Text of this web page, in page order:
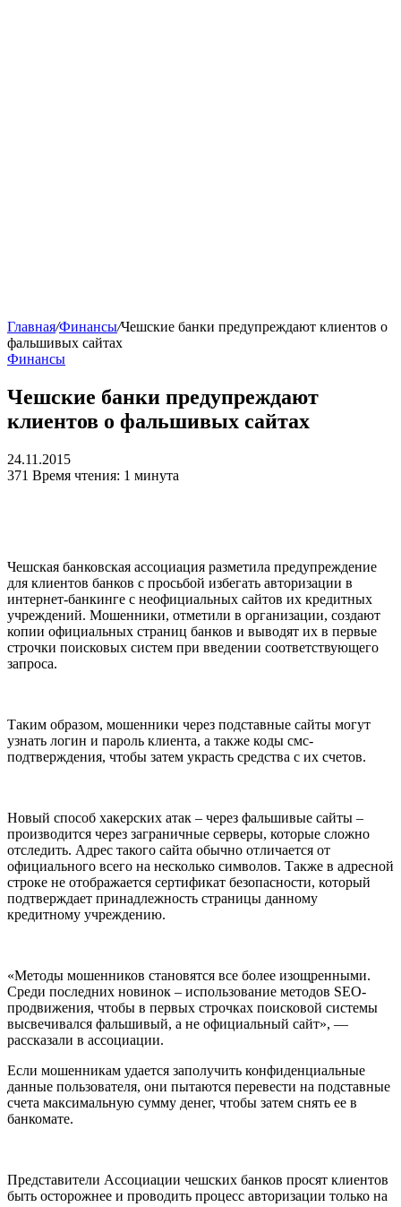
Главная/Финансы/Чешские банки предупреждают клиентов о
фальшивых сайтах
Финансы
Чешские банки предупреждают
клиентов о фальшивых сайтах
24.11.2015
371 Время чтения: 1 минута
Чешская банковская ассоциация разметила предупреждение
для клиентов банков с просьбой избегать авторизации в
интернет-банкинге с неофициальных сайтов их кредитных
учреждений. Мошенники, отметили в организации, создают
копии официальных страниц банков и выводят их в первые
строчки поисковых систем при введении соответствующего
запроса.
Таким образом, мошенники через подставные сайты могут
узнать логин и пароль клиента, а также коды смс-
подтверждения, чтобы затем украсть средства с их счетов.
Новый способ хакерских атак – через фальшивые сайты –
производится через заграничные серверы, которые сложно
отследить. Адрес такого сайта обычно отличается от
официального всего на несколько символов. Также в адресной
строке не отображается сертификат безопасности, который
подтверждает принадлежность страницы данному
кредитному учреждению.
«Методы мошенников становятся все более изощренными.
Среди последних новинок – использование методов SEO-
продвижения, чтобы в первых строчках поисковой системы
высвечивался фальшивый, а не официальный сайт», —
рассказали в ассоциации.
Если мошенникам удается заполучить конфиденциальные
данные пользователя, они пытаются перевести на подставные
счета максимальную сумму денег, чтобы затем снять ее в
банкомате.
Представители Ассоциации чешских банков просят клиентов
быть осторожнее и проводить процесс авторизации только на